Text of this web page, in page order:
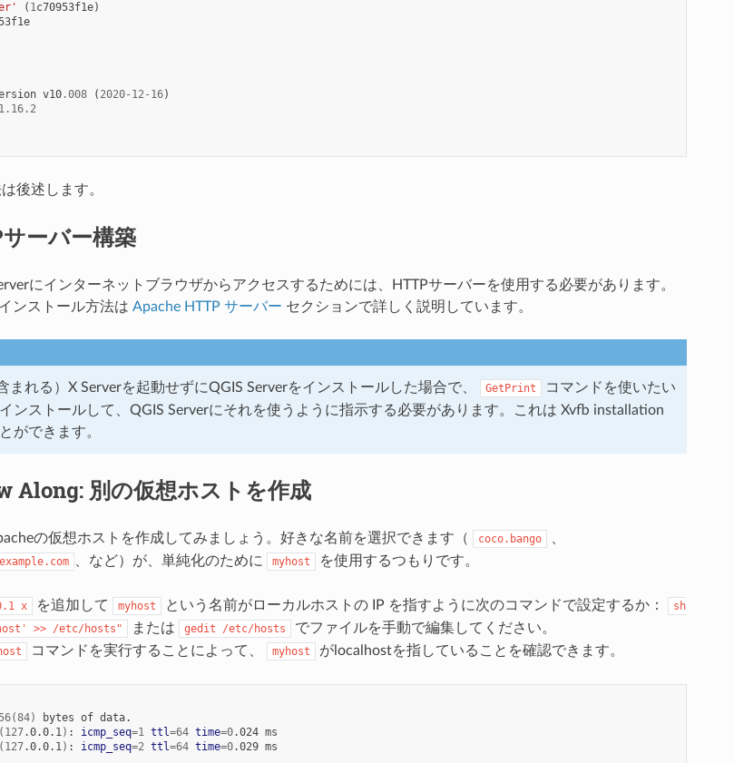
( 1c70953f1e)
v10.008 ( 2020- 12- 16)
1.16.2
後述します。
ーバー構築
にインターネットブラウザからアクセスするためには、HTTPサーバーを使用する必要があります。
ンストール方法は Apache HTTP サーバー セクションで詳しく説明しています。
まれる）X Serverを起動せずにQGIS Serverをインストールした場合で、 GetPrint
コマンドを使いたい
ンストールして、QGIS Serverにそれを使うように指示する必要があります。これは Xvfb installation
ができます。
Along: 別の仮想ホストを作成
の仮想ホストを作成してみましょう。好きな名前を選択できます（ coco.bango
example.com 、など）が、単純化のために myhost を使用するつもりです。
x を追加して myhost という名前がローカルホストの IP を指すように次のコマンドで設定するか：
sh
>> /etc/hosts" または gedit /etc/hosts
でファイルを手動で編集してください。
コマンドを実行することによって、 myhost がlocalhostを指していることを確認できます。
56(84) bytes of
( 127.0.0.1) : icmp_seq=1 ttl=64 time=0.024
( 127.0.0.1) : icmp_seq=2 ttl=64 time=0.029